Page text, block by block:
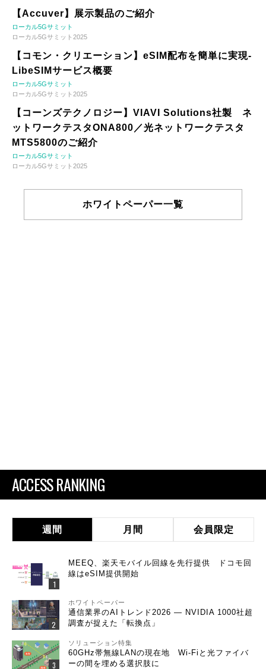
【Accuver】展示製品のご紹介
ローカル5Gサミット
ローカル5Gサミット2025
【コモン・クリエーション】eSIM配布を簡単に実現-
LibeSIMサービス概要
ローカル5Gサミット
ローカル5Gサミット2025
【コーンズテクノロジー】VIAVI Solutions社製 ネ
ットワークテスタONA800／光ネットワークテスタ
MTS5800のご紹介
ローカル5Gサミット
ローカル5Gサミット2025
ホワイトペーパー一覧
ACCESS RANKING
週間 月間 会員限定
MEEQ、楽天モバイル回線を先行提供 ドコモ回
線はeSIM提供開始
ホワイトペーパー
通信業界のAIトレンド2026 ― NVIDIA 1000社超
調査が捉えた「転換点」
ソリューション特集
60GHz帯無線LANの現在地 Wi-Fiと光ファイバ
ーの間を埋める選択肢に